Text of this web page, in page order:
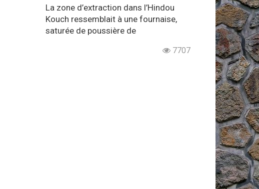
La zone d’extraction dans l’Hindou
Kouch ressemblait à une fournaise,
saturée de poussière de
7707